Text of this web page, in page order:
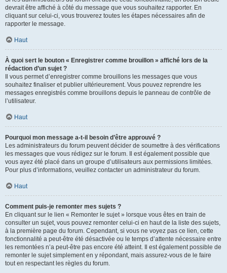
devrait être affiché à côté du message que vous souhaitez rapporter. En
cliquant sur celui-ci, vous trouverez toutes les étapes nécessaires afin de
rapporter le message.
Haut
À quoi sert le bouton « Enregistrer comme brouillon » affiché lors de la
rédaction d’un sujet ?
Il vous permet d’enregistrer comme brouillons les messages que vous
souhaitez finaliser et publier ultérieurement. Vous pouvez reprendre les
messages enregistrés comme brouillons depuis le panneau de contrôle de
l’utilisateur.
Haut
Pourquoi mon message a-t-il besoin d’être approuvé ?
Les administrateurs du forum peuvent décider de soumettre à des vérifications
les messages que vous rédigez sur le forum. Il est également possible que
vous ayez été placé dans un groupe d’utilisateurs aux permissions limitées.
Pour plus d’informations, veuillez contacter un administrateur du forum.
Haut
Comment puis-je remonter mes sujets ?
En cliquant sur le lien « Remonter le sujet » lorsque vous êtes en train de
consulter un sujet, vous pouvez remonter celui-ci en haut de la liste des sujets,
à la première page du forum. Cependant, si vous ne voyez pas ce lien, cette
fonctionnalité a peut-être été désactivée ou le temps d’attente nécessaire entre
les remontées n’a peut-être pas encore été atteint. Il est également possible de
remonter le sujet simplement en y répondant, mais assurez-vous de le faire
tout en respectant les règles du forum.